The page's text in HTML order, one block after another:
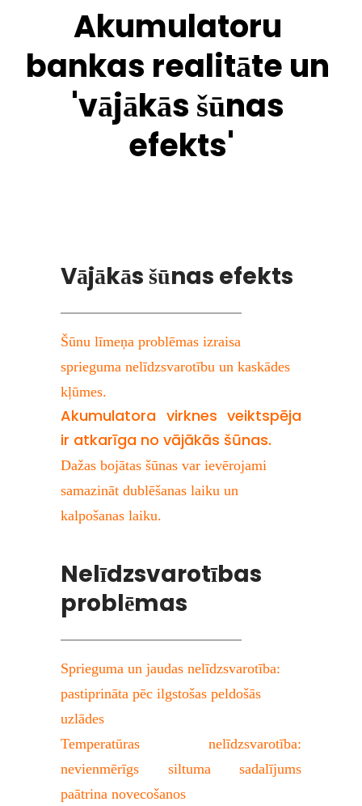
Akumulatoru
bankas realitāte un
'vājākās šūnas
efekts'
Vājākās šūnas efekts
Šūnu līmeņa problēmas izraisa
sprieguma nelīdzsvarotību un kaskādes
kļūmes.
Akumulatora virknes veiktspēja
ir atkarīga no vājākās šūnas.
Dažas bojātas šūnas var ievērojami
samazināt dublēšanas laiku un
kalpošanas laiku.
Nelīdzsvarotības
problēmas
Sprieguma un jaudas nelīdzsvarotība:
pastiprināta pēc ilgstošas ​​peldošās
uzlādes
Temperatūras nelīdzsvarotība:
nevienmērīgs siltuma sadalījums
paātrina novecošanos